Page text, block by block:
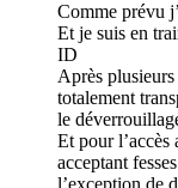
Comme prévu
Et je suis en
ID
Après
totalement
le
Et pour
acceptant